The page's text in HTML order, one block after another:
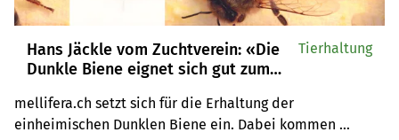
Hans Jäckle vom Zuchtverein: «Die
Dunkle Biene eignet sich gut zum
mellifera.ch setzt sich für die Erhaltung der
einheimischen Dunklen Biene ein. Dabei kommen
Tierhaltung